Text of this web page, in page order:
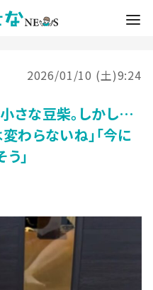
2026/01/10 (土)9:24
さな豆柴。しかし…
わらないね」「今に
」